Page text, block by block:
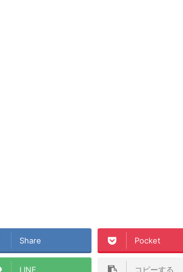
Share Pocket
LINE コピーする